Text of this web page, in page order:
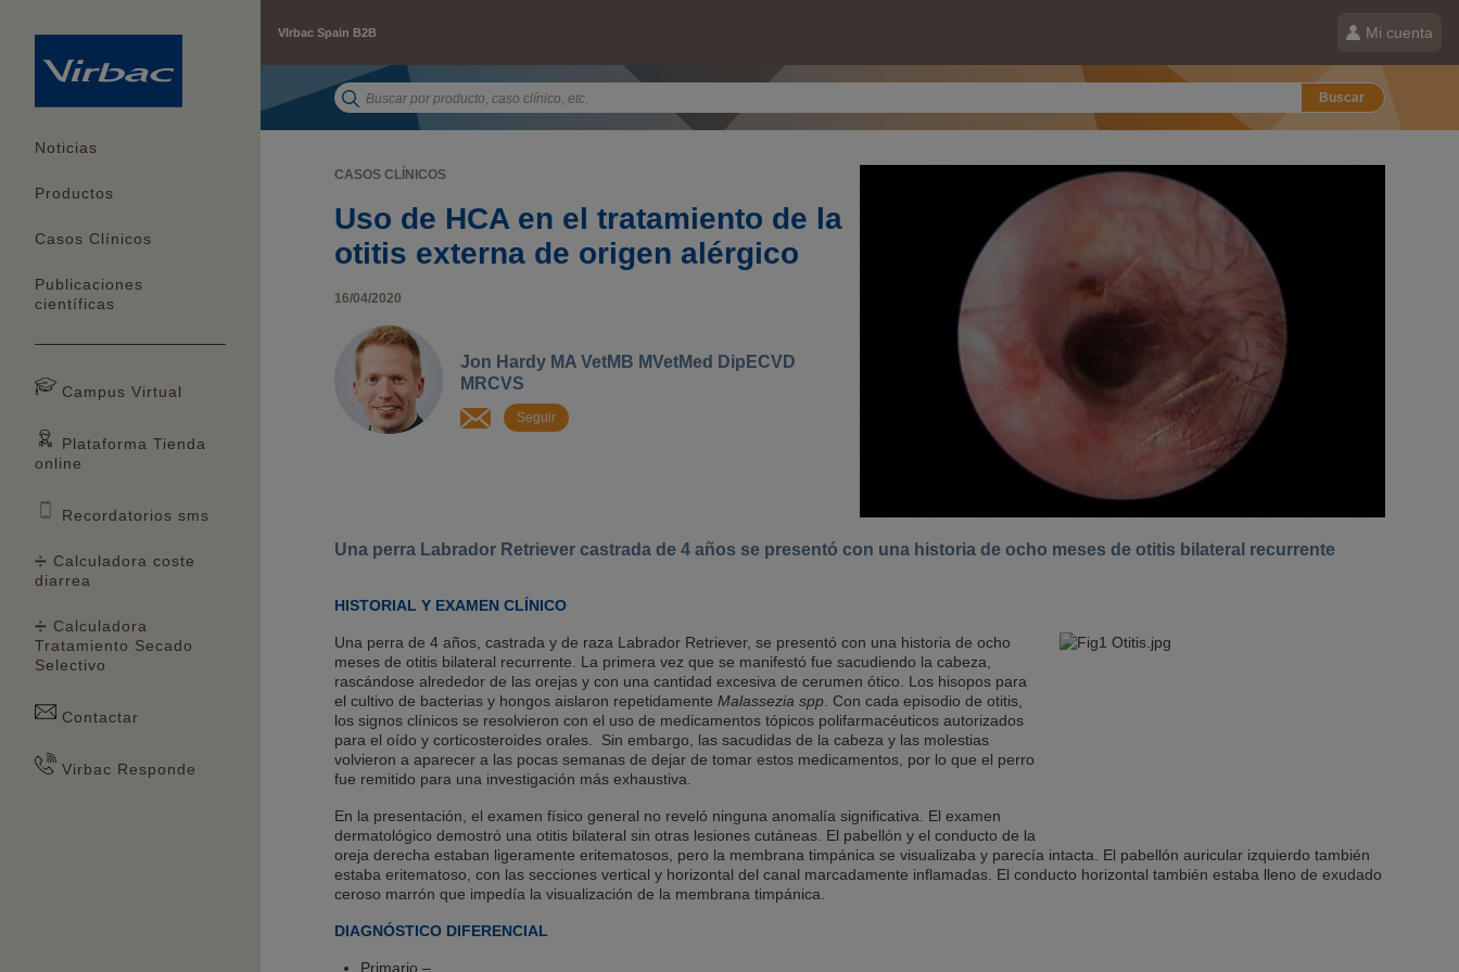
Noticias
Productos
Casos Clínicos
Publicaciones
científicas
Campus Virtual
Plataforma Tienda
online
Recordatorios sms
➗ Calculadora coste
diarrea
➗ Calculadora
Tratamiento Secado
Selectivo
Contactar
Virbac Responde
Mi cuenta
VIrbac Spain B2B
Buscar
CASOS CLÍNICOS
Uso de HCA en el tratamiento de la
otitis externa de origen alérgico
16/04/2020
Jon Hardy MA VetMB MVetMed DipECVD
MRCVS
Seguir
Una perra Labrador Retriever castrada de 4 años se presentó con una historia de ocho meses de otitis bilateral recurrente
HISTORIAL Y EXAMEN CLÍNICO
Una perra de 4 años, castrada y de raza Labrador Retriever, se presentó con una historia de ocho
meses de otitis bilateral recurrente. La primera vez que se manifestó fue sacudiendo la cabeza,
rascándose alrededor de las orejas y con una cantidad excesiva de cerumen ótico. Los hisopos para
el cultivo de bacterias y hongos aislaron repetidamente Malassezia spp . Con cada episodio de otitis,
los signos clínicos se resolvieron con el uso de medicamentos tópicos polifarmacéuticos autorizados
para el oído y corticosteroides orales. Sin embargo, las sacudidas de la cabeza y las molestias
volvieron a aparecer a las pocas semanas de dejar de tomar estos medicamentos, por lo que el perro
fue remitido para una investigación más exhaustiva.
En la presentación, el examen físico general no reveló ninguna anomalía significativa. El examen
dermatológico demostró una otitis bilateral sin otras lesiones cutáneas. El pabellón y el conducto de la
oreja derecha estaban ligeramente eritematosos, pero la membrana timpánica se visualizaba y parecía intacta. El pabellón auricular izquierdo también
estaba eritematoso, con las secciones vertical y horizontal del canal marcadamente inflamadas. El conducto horizontal también estaba lleno de exudado
ceroso marrón que impedía la visualización de la membrana timpánica.
DIAGNÓSTICO DIFERENCIAL
Primario –